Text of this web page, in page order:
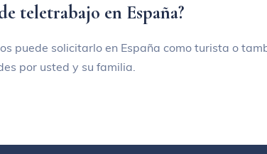
teletrabajo en España?
puede solicitarlo en España como turista o
por usted y su familia.